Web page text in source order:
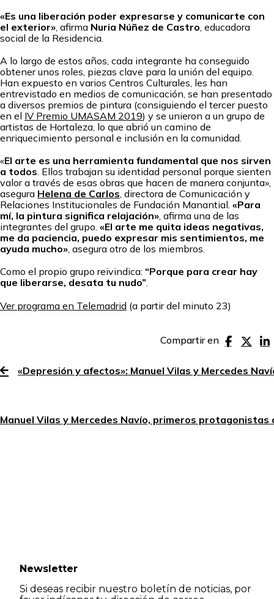
«Es una liberación poder expresarse y comunicarte con
el exterior» , afirma Nuria Núñez de Castro , educadora
social de la Residencia.
A lo largo de estos años, cada integrante ha conseguido
obtener unos roles, piezas clave para la unión del equipo.
Han expuesto en varios Centros Culturales, les han
entrevistado en medios de comunicación, se han presentado
a diversos premios de pintura (consiguiendo el tercer puesto
en el IV Premio UMASAM 2019) y se unieron a un grupo de
artistas de Hortaleza, lo que abrió un camino de
enriquecimiento personal e inclusión en la comunidad.
«El arte es una herramienta fundamental que nos sirven
a todos. Ellos trabajan su identidad personal porque sienten
valor a través de esas obras que hacen de manera conjunta»,
asegura Helena de Carlos, directora de Comunicación y
Relaciones Institucionales de Fundación Manantial. «Para
mí, la pintura significa relajación», afirma una de las
integrantes del grupo. «El arte me quita ideas negativas,
me da paciencia, puedo expresar mis sentimientos, me
ayuda mucho», asegura otro de los miembros.
Como el propio grupo reivindica: “Porque para crear hay
que liberarse, desata tu nudo”.
Ver programa en Telemadrid (a partir del minuto 23)
Compartir en
«Depresión y afectos»: Manuel Vilas y Mercedes
Manuel Vilas y Mercedes Navío, primeros
Newsletter
Si deseas recibir nuestro boletín de noticias, por